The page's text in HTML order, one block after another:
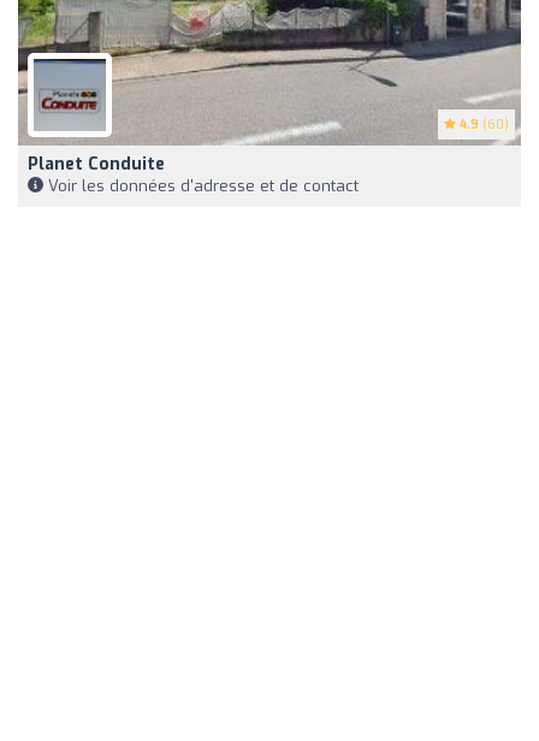
4.9 (60)
Planet Conduite
Voir les données d'adresse et de contact